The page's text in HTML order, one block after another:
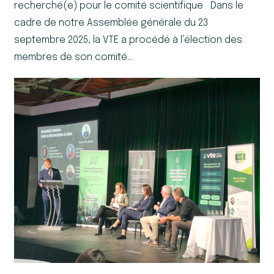
recherché(e) pour le comité scientifique Dans le
cadre de notre Assemblée générale du 23
septembre 2025, la VTE a procédé à l’élection des
membres de son comité…